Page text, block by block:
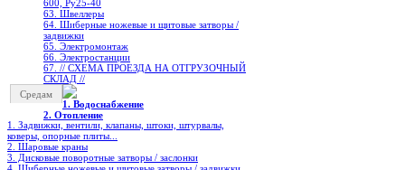
600, Ру25-40
63. Швеллеры
64. Шиберные ножевые и щитовые затворы /
задвижки
65. Электромонтаж
66. Электростанции
67. // СХЕМА ПРОЕЗДА НА ОТГРУЗОЧНЫЙ
СКЛАД //
Средам
1. Водоснабжение
2. Отопление
1. Задвижки, вентили, клапаны, штоки, штурвалы,
коверы, опорные плиты...
2. Шаровые краны
3. Дисковые поворотные затворы / заслонки